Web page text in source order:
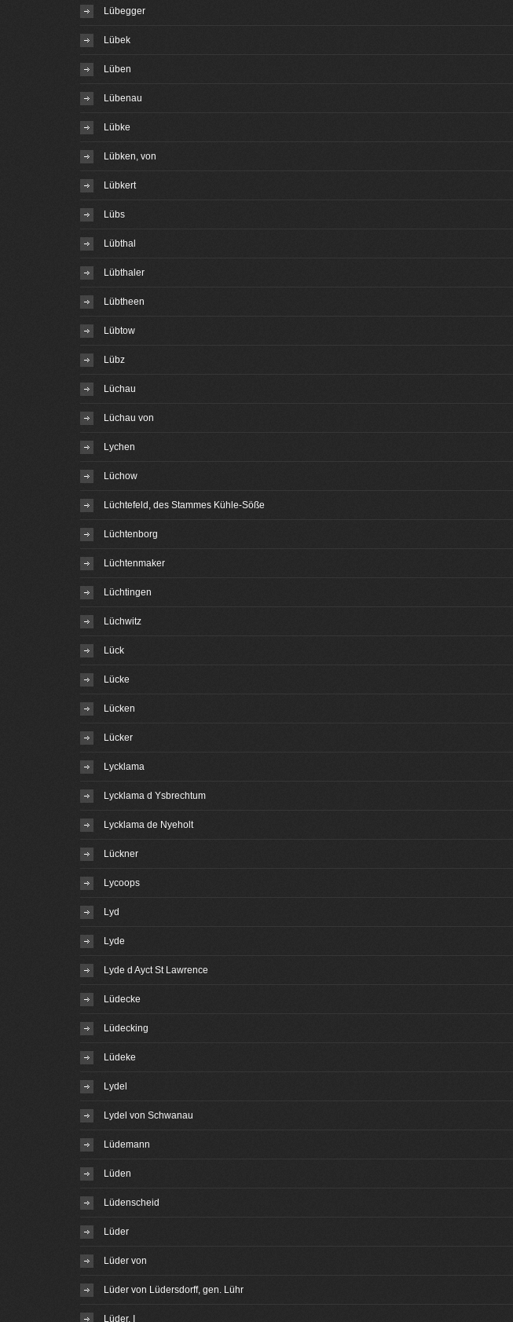
Lübegger
Lübek
Lüben
Lübenau
Lübke
Lübken, von
Lübkert
Lübs
Lübthal
Lübthaler
Lübtheen
Lübtow
Lübz
Lüchau
Lüchau von
Lychen
Lüchow
Lüchtefeld, des Stammes Kühle-Söße
Lüchtenborg
Lüchtenmaker
Lüchtingen
Lüchwitz
Lück
Lücke
Lücken
Lücker
Lycklama
Lycklama d Ysbrechtum
Lycklama de Nyeholt
Lückner
Lycoops
Lyd
Lyde
Lyde d Ayct St Lawrence
Lüdecke
Lüdecking
Lüdeke
Lydel
Lydel von Schwanau
Lüdemann
Lüden
Lüdenscheid
Lüder
Lüder von
Lüder von Lüdersdorff, gen. Lühr
Lüder, I